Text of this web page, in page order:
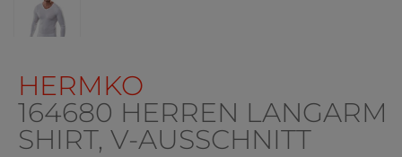
HERMKO
164680 HERREN LANGARM
SHIRT, V-AUSSCHNITT